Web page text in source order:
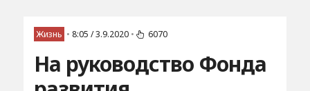
Жизнь • 8:05 / 3.9.2020 • 6070
На руководство Фонда